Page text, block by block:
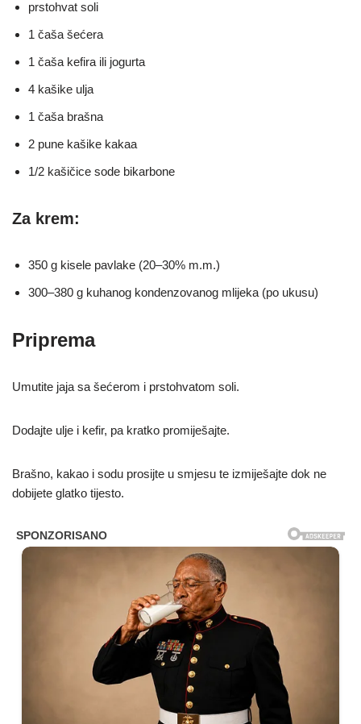
prstohvat soli
1 čaša šećera
1 čaša kefira ili jogurta
4 kašike ulja
1 čaša brašna
2 pune kašike kakaa
1/2 kašičice sode bikarbone
Za krem:
350 g kisele pavlake (20–30% m.m.)
300–380 g kuhanog kondenzovanog mlijeka (po ukusu)
Priprema
Umutite jaja sa šećerom i prstohvatom soli.
Dodajte ulje i kefir, pa kratko promiješajte.
Brašno, kakao i sodu prosijte u smjesu te izmiješajte dok ne
dobijete glatko tijesto.